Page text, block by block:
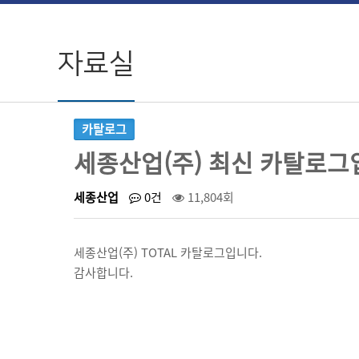
자료실
카탈로그
세종산업(주) 최신 카탈로그
세종산업 0건 11,804회
세종산업(주) TOTAL 카탈로그입니다.
감사합니다.